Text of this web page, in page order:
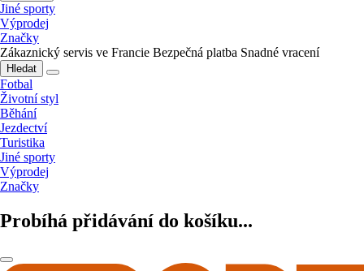
Jiné sporty
Výprodej
Značky
Zákaznický servis ve Francie Bezpečná platba Snadné vracení
Hledat
Fotbal
Životní styl
Běhání
Jezdectví
Turistika
Jiné sporty
Výprodej
Značky
Probíhá přidávání do košíku...